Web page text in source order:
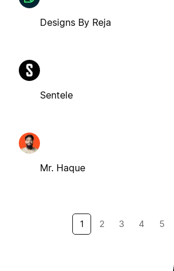
Designs By Reja
Sentele
Mr. Haque
1 2 3 4 5